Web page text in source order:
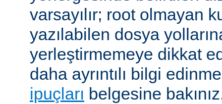
varsayılır; root olmayan
yazılabilen dosya
yerleştirmemeye dikkat
daha ayrıntılı bilgi
ipuçları belgesine